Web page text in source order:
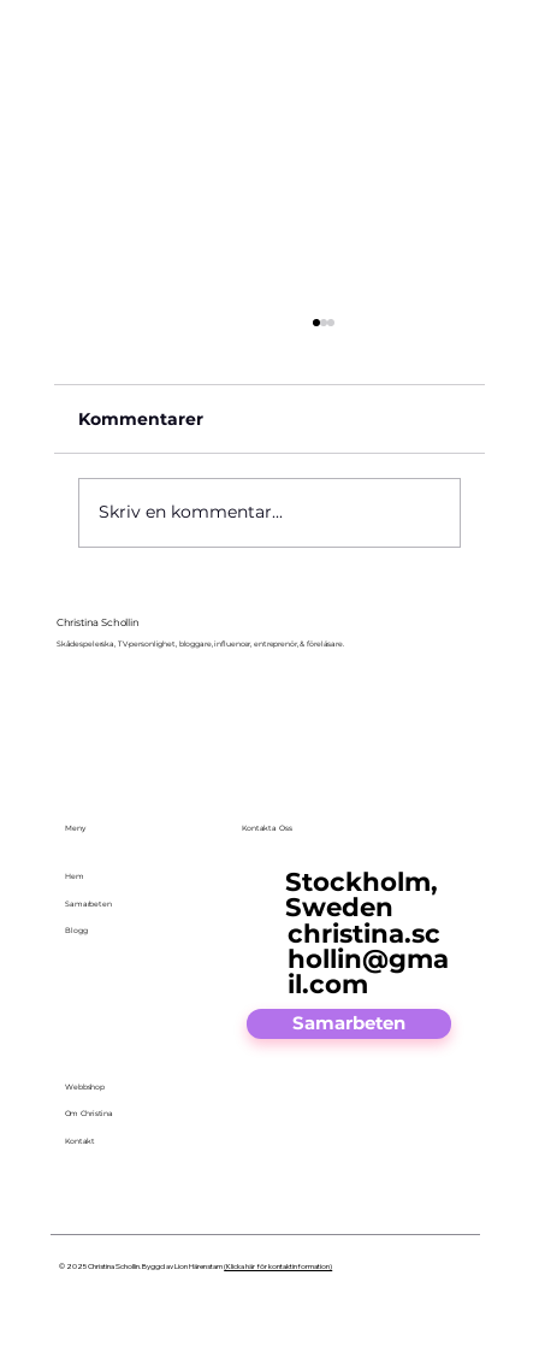
Kommentarer
Skriv en kommentar...
Christina Schollin
Skådespelerska, TV-personlighet, bloggare, influencer, entreprenör, & föreläsare.
Meny
Hem
Samarbeten
Blogg
Webbshop
Om Christina
Kontakt
Kontakta Oss
Stockholm,
Sweden
christina.sc
hollin@gma
il.com
Samarbeten
© 2025 Christina Schollin. Byggd av Lion Härenstam(Klicka här för kontaktinformation)